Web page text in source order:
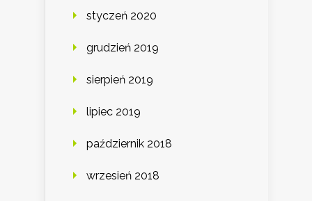
styczeń 2020
grudzień 2019
sierpień 2019
lipiec 2019
październik 2018
wrzesień 2018